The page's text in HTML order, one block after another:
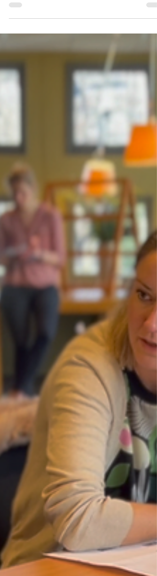
Wat betekent het om toekomstbestendig te
ondernemen in de gastvrijheidssector? Wat kan